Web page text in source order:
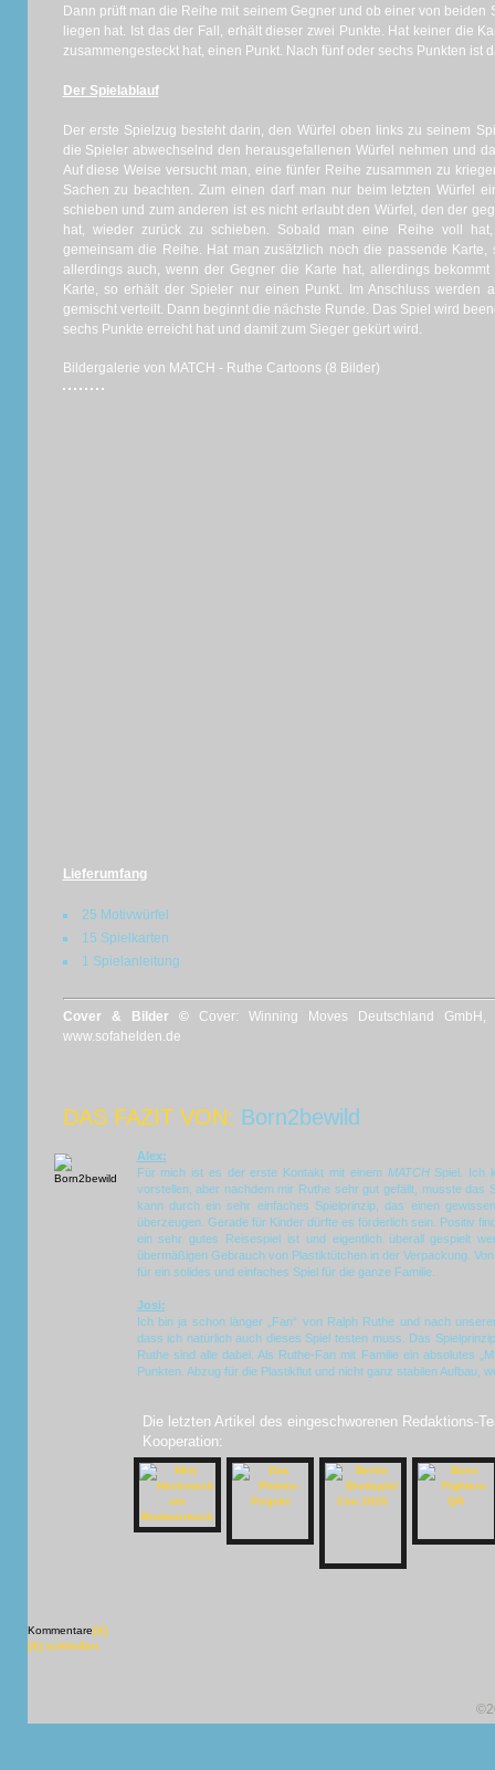
Dann prüft man die Reihe mit seinem Gegner und ob einer von
liegen hat. Ist das der Fall, erhält dieser zwei Punkte. Hat keiner die
zusammengesteckt hat, einen Punkt. Nach fünf oder sechs Punkten ist
Der Spielablauf
Der erste Spielzug besteht darin, den Würfel oben links zu seinem
die Spieler abwechselnd den herausgefallenen Würfel nehmen und
Auf diese Weise versucht man, eine fünfer Reihe zusammen zu
Sachen zu beachten. Zum einen darf man nur beim letzten Würfel
schieben und zum anderen ist es nicht erlaubt den Würfel, den der
hat, wieder zurück zu schieben. Sobald man eine Reihe voll
gemeinsam die Reihe. Hat man zusätzlich noch die passende
allerdings auch, wenn der Gegner die Karte hat, allerdings
Karte, so erhält der Spieler nur einen Punkt. Im Anschluss werden
gemischt verteilt. Dann beginnt die nächste Runde. Das Spiel wird
sechs Punkte erreicht hat und damit zum Sieger gekürt wird.
Bildergalerie von MATCH - Ruthe Cartoons (8 Bilder)
Lieferumfang
25 Motivwürfel
15 Spielkarten
1 Spielanleitung
Cover & Bilder © Cover: Winning Moves Deutschland
www.sofahelden.de
DAS FAZIT VON: Born2bewild
Alex:
Für mich ist es der erste Kontakt mit einem MATCHSpiel. Ich
vorstellen, aber nachdem mir Ruthe sehr gut gefällt, musste das
kann durch ein sehr einfaches Spielprinzip, das einen
überzeugen. Gerade für Kinder dürfte es förderlich sein. Positiv
ein sehr gutes Reisespiel ist und eigentlich überall gespielt
übermäßigen Gebrauch von Plastiktütchen in der Verpackung.
für ein solides und einfaches Spiel für die ganze Familie.
Josi:
Ich bin ja schon länger „Fan“ von Ralph Ruthe und nach
dass ich natürlich auch dieses Spiel testen muss. Das
Ruthe sind alle dabei. Als Ruthe-Fan mit Familie ein absolutes
Punkten. Abzug für die Plastikflut und nicht ganz stabilen Aufbau,
Die letzten Artikel des eingeschworenen Redaktions-
Kooperation:
Kommentare[X]
[X] schließen